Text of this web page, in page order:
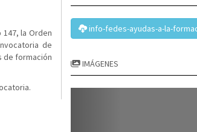
la Orden
de
de formación
info-fedes-ayudas-a-la-
IMÁGENES